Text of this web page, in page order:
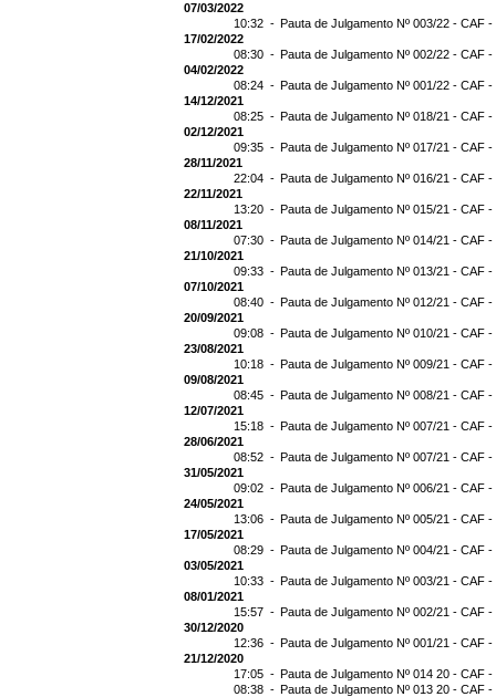
07/03/2022
10:32 - Pauta de Julgamento Nº 003/22 - CAF
17/02/2022
08:30 - Pauta de Julgamento Nº 002/22 - CAF
04/02/2022
08:24 - Pauta de Julgamento Nº 001/22 - CAF
14/12/2021
08:25 - Pauta de Julgamento Nº 018/21 - CAF
02/12/2021
09:35 - Pauta de Julgamento Nº 017/21 - CAF
28/11/2021
22:04 - Pauta de Julgamento Nº 016/21 - CAF
22/11/2021
13:20 - Pauta de Julgamento Nº 015/21 - CAF -
08/11/2021
07:30 - Pauta de Julgamento Nº 014/21 - CAF -
21/10/2021
09:33 - Pauta de Julgamento Nº 013/21 - CAF
07/10/2021
08:40 - Pauta de Julgamento Nº 012/21 - CAF
20/09/2021
09:08 - Pauta de Julgamento Nº 010/21 - CAF
23/08/2021
10:18 - Pauta de Julgamento Nº 009/21 - CAF
09/08/2021
08:45 - Pauta de Julgamento Nº 008/21 - CAF
12/07/2021
15:18 - Pauta de Julgamento Nº 007/21 - CAF
28/06/2021
08:52 - Pauta de Julgamento Nº 007/21 - CAF
31/05/2021
09:02 - Pauta de Julgamento Nº 006/21 - CAF
24/05/2021
13:06 - Pauta de Julgamento Nº 005/21 - CAF
17/05/2021
08:29 - Pauta de Julgamento Nº 004/21 - CAF
03/05/2021
10:33 - Pauta de Julgamento Nº 003/21 - CAF
08/01/2021
15:57 - Pauta de Julgamento Nº 002/21 - CAF
30/12/2020
12:36 - Pauta de Julgamento Nº 001/21 - CAF
21/12/2020
17:05 - Pauta de Julgamento Nº 014 20 - CAF
08:38 - Pauta de Julgamento Nº 013 20 - CAF